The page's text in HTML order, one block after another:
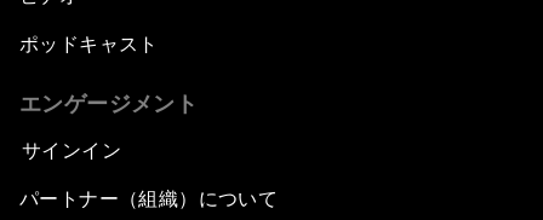
ポッドキャスト
エンゲージメント
サインイン
パートナー（組織）について